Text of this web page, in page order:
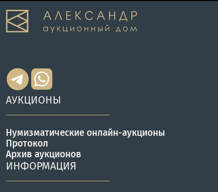
АУКЦИОНЫ
Нумизматические онлайн-аукционы
Протокол
Архив аукционов
ИНФОРМАЦИЯ